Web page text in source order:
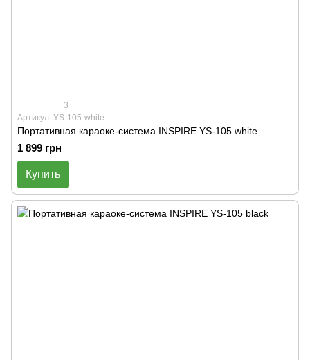
3
Артикул: YS-105-white
Портативная караоке-система INSPIRE YS-105 white
1 899 грн
Купить